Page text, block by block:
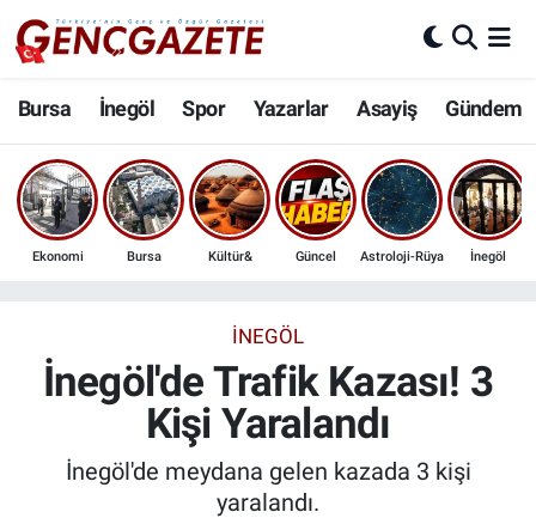
Bursa İnegöl Spor Yazarlar Asayiş Gündem
Ekonomi Bursa Kültür& Güncel Astroloji-Rüya İnegöl
İNEGÖL
İnegöl'de Trafik Kazası! 3
Kişi Yaralandı
İnegöl'de meydana gelen kazada 3 kişi
yaralandı.
Bursa
İnegöl
3.SAYFA
Ekonomi
Güncel
Nöbetçi Eczaneler
Hava Durumu
Trafik Durumu
Son Dakika Haberleri
Haber Arşivi